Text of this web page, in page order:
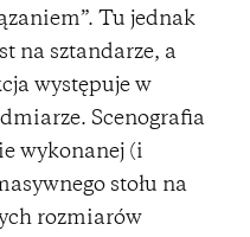
Tu jednak
na sztandarze, a
występuje w
Scenografia
wykonanej (i
stołu na
rozmiarów